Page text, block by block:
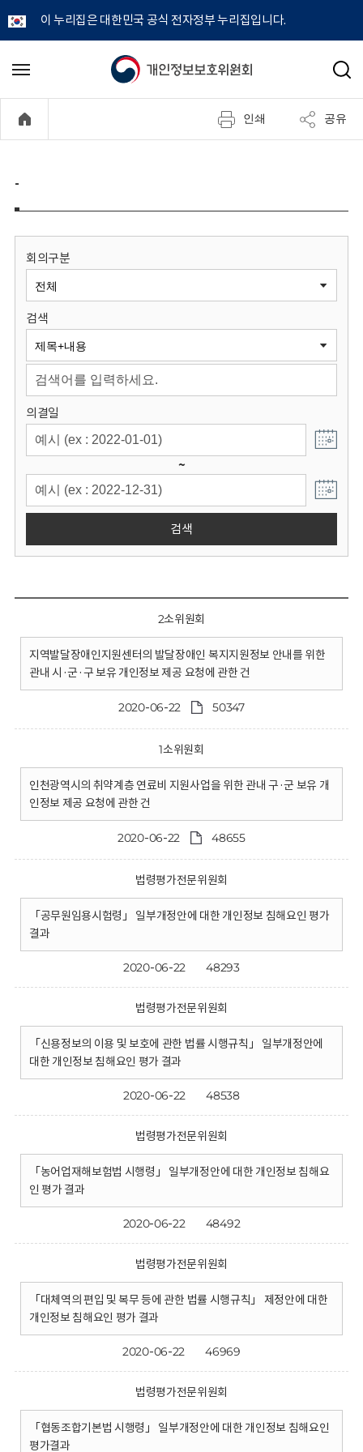
이 누리집은 대한민국 공식 전자정부 누리집입니다.
개
정
보
원
회
메
기
검
인쇄 공유
-
회의구분
검색
의결일
~
검색
2소위원회
지역발달장애인지원센터의 발달장애인 복지지원정보 안내를 위한
관내 시·군·구 보유 개인정보 제공 요청에 관한 건
2020-06-22 50347
1소위원회
인천광역시의 취약계층 연료비 지원사업을 위한 관내 구·군 보유 개
인정보 제공 요청에 관한 건
2020-06-22 48655
법령평가전문위원회
「공무원임용시험령」 일부개정안에 대한 개인정보 침해요인 평가
결과
2020-06-22 48293
법령평가전문위원회
「신용정보의 이용 및 보호에 관한 법률 시행규칙」 일부개정안에
대한 개인정보 침해요인 평가 결과
2020-06-22 48538
법령평가전문위원회
「농어업재해보험법 시행령」 일부개정안에 대한 개인정보 침해요
인 평가 결과
2020-06-22 48492
법령평가전문위원회
「대체역의 편입 및 복무 등에 관한 법률 시행규칙」 제정안에 대한
개인정보 침해요인 평가 결과
2020-06-22 46969
법령평가전문위원회
「협동조합기본법 시행령」 일부개정안에 대한 개인정보 침해요인
평가결과